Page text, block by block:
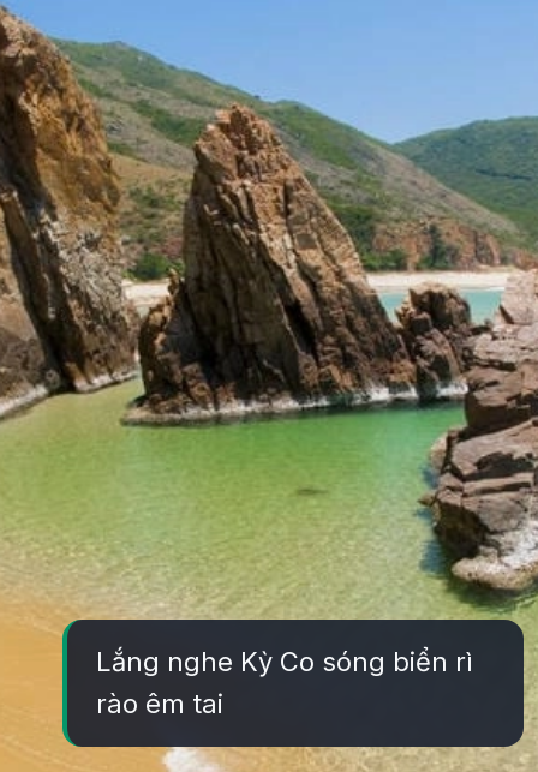
Lắng nghe Kỳ Co sóng biển rì
rào êm tai